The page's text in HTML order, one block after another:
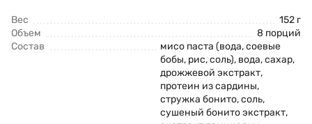
Вес
152 г
Объем
8 порций
Состав
мисо паста (вода, соевые
бобы, рис, соль), вода, сахар,
дрожжевой экстракт,
протеин из сардины,
стружка бонито, соль,
сушеный бонито экстракт,